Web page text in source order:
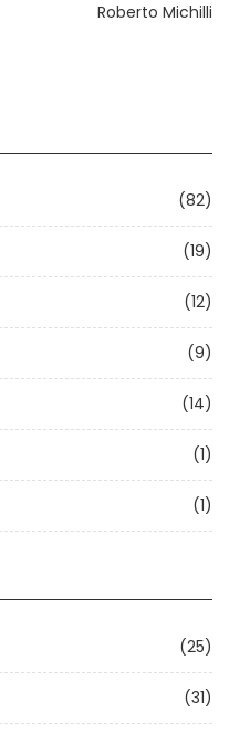
Roberto Michilli
(82)
(19)
(12)
(9)
(14)
(1)
(1)
(25)
(31)